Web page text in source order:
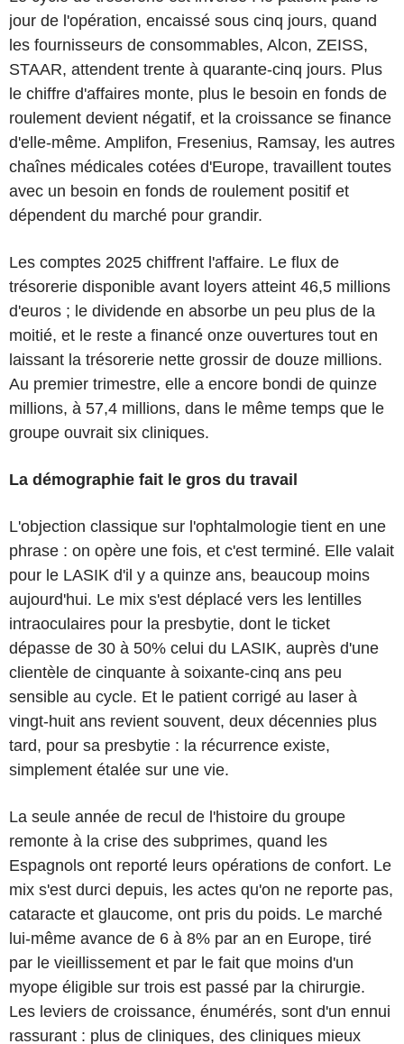
jour de l'opération, encaissé sous cinq jours, quand
les fournisseurs de consommables, Alcon, ZEISS,
STAAR, attendent trente à quarante-cinq jours. Plus
le chiffre d'affaires monte, plus le besoin en fonds de
roulement devient négatif, et la croissance se finance
d'elle-même. Amplifon, Fresenius, Ramsay, les autres
chaînes médicales cotées d'Europe, travaillent toutes
avec un besoin en fonds de roulement positif et
dépendent du marché pour grandir.
Les comptes 2025 chiffrent l'affaire. Le flux de
trésorerie disponible avant loyers atteint 46,5 millions
d'euros ; le dividende en absorbe un peu plus de la
moitié, et le reste a financé onze ouvertures tout en
laissant la trésorerie nette grossir de douze millions.
Au premier trimestre, elle a encore bondi de quinze
millions, à 57,4 millions, dans le même temps que le
groupe ouvrait six cliniques.
La démographie fait le gros du travail
L'objection classique sur l'ophtalmologie tient en une
phrase : on opère une fois, et c'est terminé. Elle valait
pour le LASIK d'il y a quinze ans, beaucoup moins
aujourd'hui. Le mix s'est déplacé vers les lentilles
intraoculaires pour la presbytie, dont le ticket
dépasse de 30 à 50% celui du LASIK, auprès d'une
clientèle de cinquante à soixante-cinq ans peu
sensible au cycle. Et le patient corrigé au laser à
vingt-huit ans revient souvent, deux décennies plus
tard, pour sa presbytie : la récurrence existe,
simplement étalée sur une vie.
La seule année de recul de l'histoire du groupe
remonte à la crise des subprimes, quand les
Espagnols ont reporté leurs opérations de confort. Le
mix s'est durci depuis, les actes qu'on ne reporte pas,
cataracte et glaucome, ont pris du poids. Le marché
lui-même avance de 6 à 8% par an en Europe, tiré
par le vieillissement et par le fait que moins d'un
myope éligible sur trois est passé par la chirurgie.
Les leviers de croissance, énumérés, sont d'un ennui
rassurant : plus de cliniques, des cliniques mieux